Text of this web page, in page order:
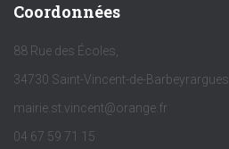
Coordonnées
88 Rue des Écoles,
34730 Saint-Vincent-de-Barbeyrargues
mairie.st.vincent@orange.fr
04 67 59 71 15